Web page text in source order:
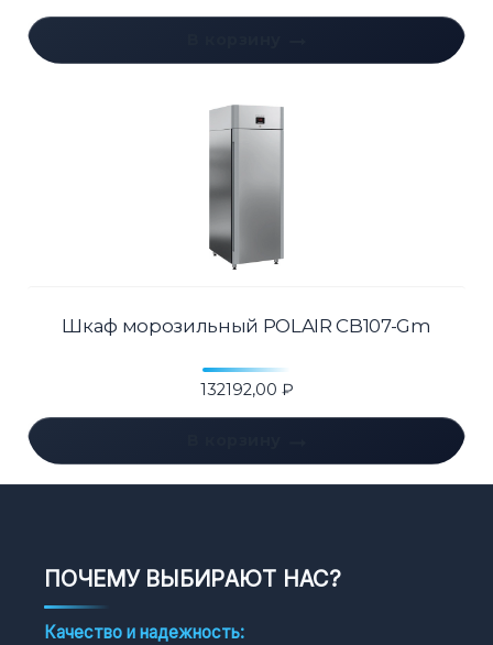
Шкаф морозильный POLAIR CB107-Gm
132192,00 ₽
ПОЧЕМУ ВЫБИРАЮТ НАС?
Качество и надежность: